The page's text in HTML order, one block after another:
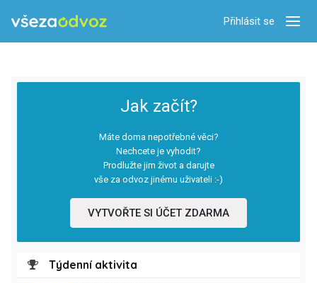
Přihlásit se
Jak začít?
Máte doma nepotřebné věci?
Nechcete je vyhodit?
Prodlužte jim život a darujte
vše za odvoz jinému uživateli :-)
VYTVOŘTE SI ÚČET ZDARMA
Týdenní aktivita